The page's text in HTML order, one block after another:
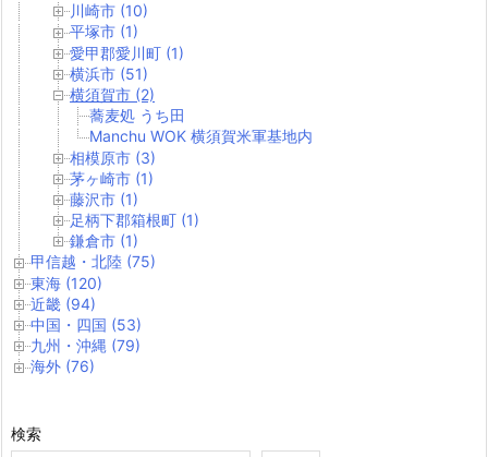
川崎市 (10)
平塚市 (1)
愛甲郡愛川町 (1)
横浜市 (51)
横須賀市 (2)
蕎麦処 うち田
Manchu WOK 横須賀米軍基地内
相模原市 (3)
茅ヶ崎市 (1)
藤沢市 (1)
足柄下郡箱根町 (1)
鎌倉市 (1)
甲信越・北陸 (75)
東海 (120)
近畿 (94)
中国・四国 (53)
九州・沖縄 (79)
海外 (76)
検索